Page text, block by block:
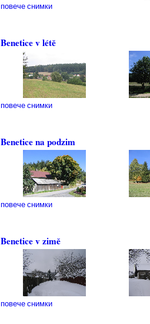
повече снимки
Benetice v létě
повече снимки
Benetice na podzim
повече снимки
Benetice v zimě
повече снимки